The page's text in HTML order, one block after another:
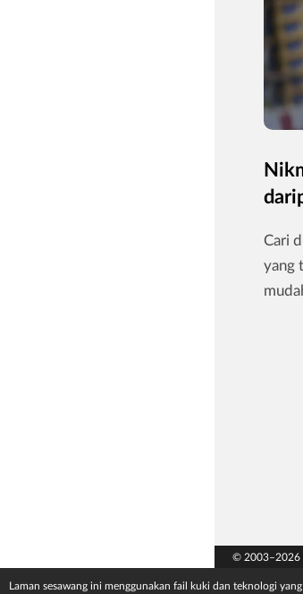
Cari
yang
© 2003–2026
Laman sesawang ini menggunakan fail kuki dan teknologi